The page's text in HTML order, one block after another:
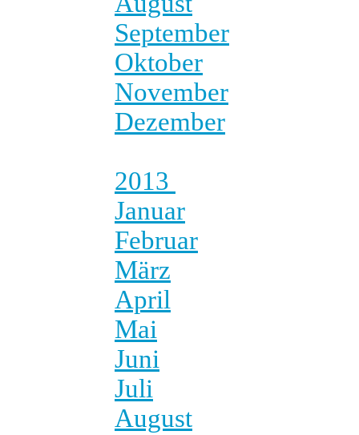
September
Oktober
November
Dezember
2013
Januar
Februar
März
April
Mai
Juni
Juli
August